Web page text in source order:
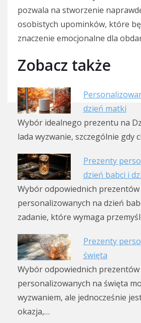
pozwala na stworzenie
osobistych upominków, które
znaczenie emocjonalne dla
Zobacz także
dzień matki
Wybór idealnego prezentu na
lada wyzwanie, szczególnie gdy
Prezenty
dzień babci i
Wybór odpowiednich prezentów
personalizowanych na dzień
zadanie, które wymaga
Prezenty
święta
Wybór odpowiednich prezentów
personalizowanych na święta
wyzwaniem, ale jednocześnie
okazja,…